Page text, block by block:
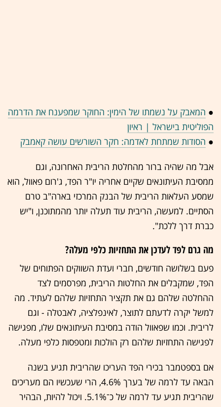
● המאבק על נשמתו של הימין: החוקר שמפענח את הדרמה
הפוליטית בישראל | ראיון
● הסודות שמתחת לאדמה: חקר השורשים עושה קאמבק
אבל מה שהיה ברור מהחלטת הריבית האחרונה, וגם
ממסיבת העיתונאים שקיים אחריה יו"ר הפד, ג'רום פאוול, הוא
שמסע העלאות הריבית של הבנק המרכזי בארה"ב טרם
הסתיים. למעשה, הריבית עוד תעלה יותר מהמתוכנן, ו"יש
כברת דרך ללכת".
מה גרם לפד לעדכן את התחזיות כלפי מעלה?
פעם בשלושה חודשים, חברי ועדת השווקים הפתוחים של
הפד, שמקבלים את החלטות הריבית, מפרסמים לצד
ההחלטה שלהם גם את תקציר התחזיות שלהם לעתיד. מה
למשל יקרה לדעתם לתוצר, לאינפלציה, לאבטלה - וגם
לריבית. וכמו שפאוול הודה במסיבת העיתונאים שלו, מפגישה
לפגישה התחזיות שלהם רק הולכות ומטפסות כלפי מעלה.
אם בספטמבר בכירי הפד העריכו שהריבית תגיע בשנה
הבאה עד לרמה של בערך 4.6%, הרי שעכשיו הם מעריכים
שהריבית תגיע עד לרמה של כ־5.1%. ויכול להיות, הבהיר